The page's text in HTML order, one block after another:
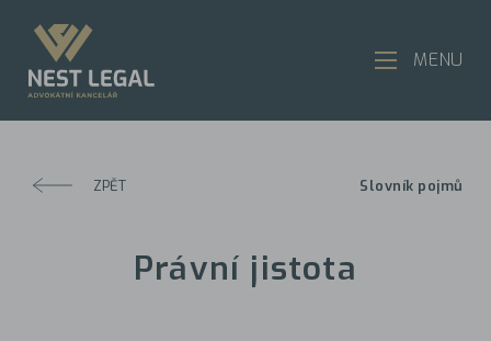
ZPĚT Slovník pojmů
Právní jistota
MENU